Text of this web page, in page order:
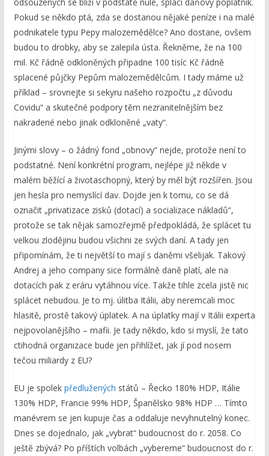
Pokud se někdo ptá, zda se dostanou nějaké peníze i na malé
podnikatele typu Pepy malozemědělce? Ano dostane, ovšem
budou to drobky, aby se zalepila ústa. Řekněme, že na 100
mil. Kč řádně odkloněných připadne 100 tisíc Kč řádně
splacené půjčky Pepům malozemědělcům. I tady máme už
příklad – srovnejte si sekyru našeho rozpočtu „z důvodu
Covidu“ a skutečné podpory těm nezranitelnějším bez
nakradené nebo jinak odkloněné „vaty“.
Jinými slovy – o žádný fond „obnovy“ nejde, protože není to
podstatné. Není konkrétní program, nejlépe již někde v
malém běžící a životaschopný, který by měl být rozšířen. Jsou
jen hesla pro nemyslící dav. Dojde jen k tomu, co se dá
označit „privatizace zisků (dotací) a socializace nákladů“,
protože se tak nějak samozřejmě předpokládá, že splácet tu
velkou zlodějinu budou všichni ze svých daní. A tady jen
připomínám, že ti největší to mají s daněmi všelijak. Takový
Andrej a jeho company sice formálně daně platí, ale na
dotacích pak z eráru vytáhnou více. Takže tihle zcela jistě nic
splácet nebudou. Je to mj. úlitba Itálii, aby neremcali moc
hlasitě, prostě takový úplatek. A na úplatky mají v Itálii experta
nejpovolanějšího – mafii. Je tady někdo, kdo si myslí, že tato
ctihodná organizace bude jen přihlížet, jak jí pod nosem
tečou miliardy z EU?
EU je spolek předlužených států – Řecko 180% HDP, Itálie
130% HDP, Francie 99% HDP, Španělsko 98% HDP … Tímto
manévrem se jen kupuje čas a oddaluje nevyhnutelný konec.
Dnes se dojednalo, jak „vybrat“ budoucnost do r. 2058. Co
ještě zbývá? Po příštích volbách „vybereme“ budoucnost do r.